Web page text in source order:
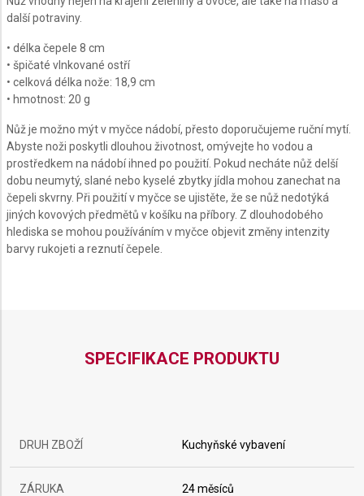
další potraviny.
• délka čepele 8 cm
• špičaté vlnkované ostří
• celková délka nože: 18,9 cm
• hmotnost: 20 g
Nůž je možno mýt v myčce nádobí, přesto doporučujeme ruční mytí.
Abyste noži poskytli dlouhou životnost, omývejte ho vodou a
prostředkem na nádobí ihned po použití. Pokud necháte nůž delší
dobu neumytý, slané nebo kyselé zbytky jídla mohou zanechat na
čepeli skvrny. Při použití v myčce se ujistěte, že se nůž nedotýká
jiných kovových předmětů v košíku na příbory. Z dlouhodobého
hlediska se mohou používáním v myčce objevit změny intenzity
barvy rukojeti a reznutí čepele.
SPECIFIKACE PRODUKTU
DRUH ZBOŽÍ Kuchyňské vybavení
ZÁRUKA 24 měsíců